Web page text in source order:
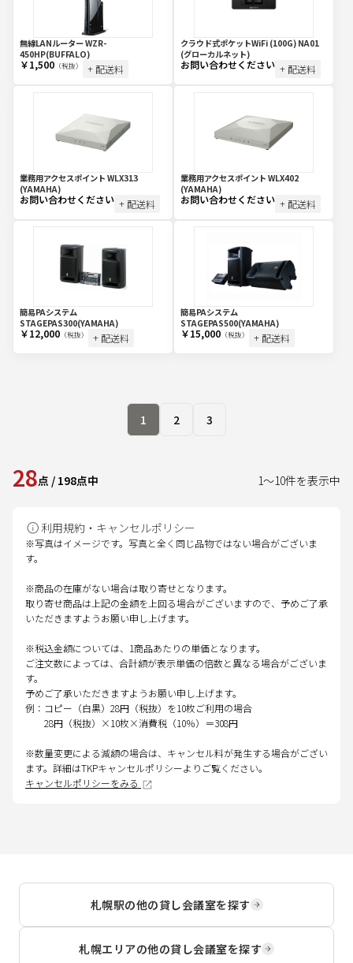
無線LANルーター WZR-
450HP(BUFFALO)
￥1,500（税抜） + 配送料
クラウド式ポケットWiFi (100G) NA01
(グローカルネット)
お問い合わせください + 配送料
業務用アクセスポイント WLX313
(YAMAHA)
お問い合わせください + 配送料
業務用アクセスポイント WLX402
(YAMAHA)
お問い合わせください + 配送料
簡易PAシステム
STAGEPAS300(YAMAHA)
￥12,000（税抜） + 配送料
簡易PAシステム
STAGEPAS500(YAMAHA)
￥15,000（税抜） + 配送料
1 2 3
28点 / 198点中 1～10件を表示中
利用規約・キャンセルポリシー
※写真はイメージです。写真と全く同じ品物ではない場合がございま
す。
※商品の在庫がない場合は取り寄せとなります。
取り寄せ商品は上記の金額を上回る場合がございますので、予めご了承
いただきますようお願い申し上げます。
※税込金額については、1商品あたりの単価となります。
ご注文数によっては、合計額が表示単価の倍数と異なる場合がございま
す。
予めご了承いただきますようお願い申し上げます。
例：コピー（白黒）28円（税抜）を10枚ご利用の場合
28円（税抜）×10枚×消費税（10％）＝308円
※数量変更による減額の場合は、キャンセル料が発生する場合がござい
ます。詳細はTKPキャンセルポリシーよりご覧ください。
キャンセルポリシーをみる
札幌駅の他の貸し会議室を探す
札幌エリアの他の貸し会議室を探す